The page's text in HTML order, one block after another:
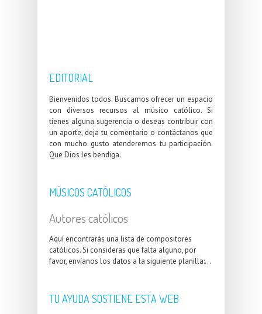
EDITORIAL
Bienvenidos todos. Buscamos ofrecer un espacio
con diversos recursos al músico católico. Si
tienes alguna sugerencia o deseas contribuir con
un aporte, deja tu comentario o contáctanos que
con mucho gusto atenderemos tu participación.
Que Dios les bendiga.
MÚSICOS CATÓLICOS
Autores católicos
Aquí encontrarás una lista de compositores
católicos. Si consideras que falta alguno, por
favor, envíanos los datos a la siguiente planilla:...
TU AYUDA SOSTIENE ESTA WEB